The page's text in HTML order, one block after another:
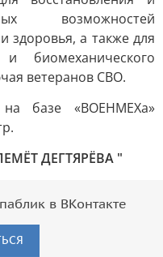
возможностей
здоровья, а также для
биомеханического
ветеранов СВО.
базе «ВОЕНМЕХа»
ДЕГТЯРЁВА "
в ВКонтакте